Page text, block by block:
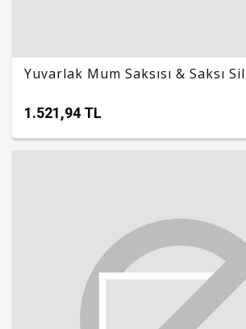
Yuvarlak Mum Saksısı & Saksı
1.521,94 TL